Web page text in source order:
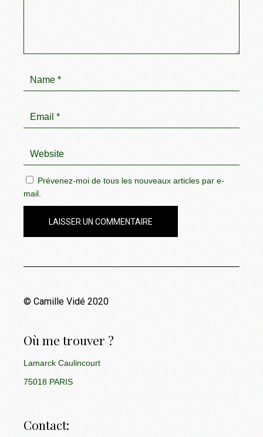
Prévenez-moi de tous les nouveaux articles par e-
mail.
LAISSER UN COMMENTAIRE
© Camille Vidé 2020
Où me trouver ?
Lamarck Caulincourt
75018 PARIS
Contact: